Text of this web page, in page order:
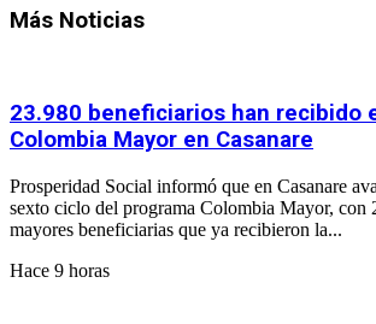
Más Noticias
23.980 beneficiarios han recibido
Colombia Mayor en Casanare
Prosperidad Social informó que en Casanare
sexto ciclo del programa Colombia Mayor, con
mayores beneficiarias que ya recibieron la...
Hace 9 horas